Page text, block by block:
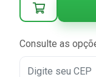
Consulte as